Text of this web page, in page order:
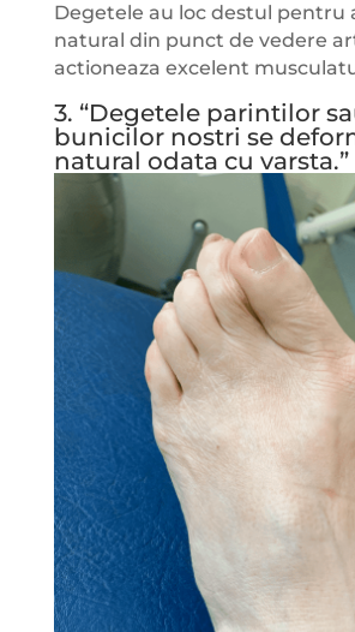
Degetele au loc destul pentru
natural din punct de vedere
actioneaza excelent
3. “Degetele parintilor
bunicilor nostri se
natural odata cu varsta.”